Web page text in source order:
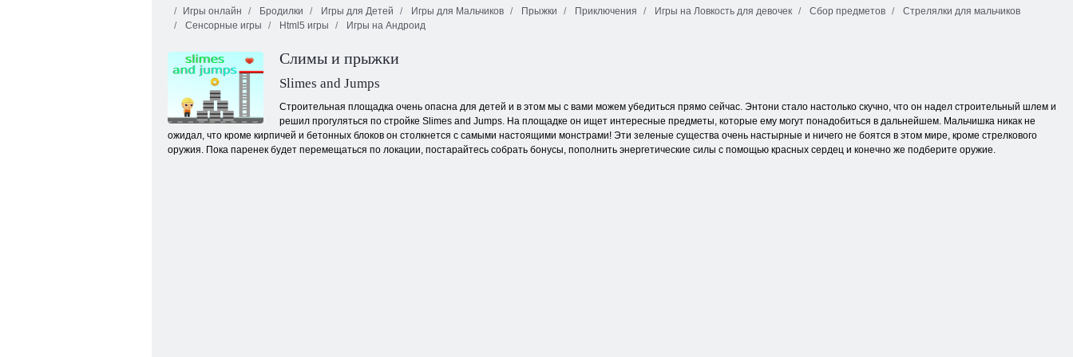
Ловкие воры 2
Игры онлайн Бродилки Игры для Детей Игры для Мальчиков Прыжки Приключения Игры на Ловкость для девочек Сбор предметов
Стрелялки для мальчиков
Сенсорные игры
Html5 игры Игры на Андроид
Слимы и прыжки
Slimes and Jumps
Строительная площадка очень опасна для детей и в этом мы с вами можем убедиться прямо сейчас. Энтони стало настолько скучно, что он надел строительный шлем и
решил прогуляться по стройке Slimes and Jumps. На площадке он ищет интересные предметы, которые ему могут понадобиться в дальнейшем. Мальчишка никак не
ожидал, что кроме кирпичей и бетонных блоков он столкнется с самыми настоящими монстрами! Эти зеленые существа очень настырные и ничего не боятся в этом мире, кроме стрелкового
оружия. Пока паренек будет перемещаться по локации, постарайтесь собрать бонусы, пополнить энергетические силы с помощью красных сердец и конечно же подберите оружие.